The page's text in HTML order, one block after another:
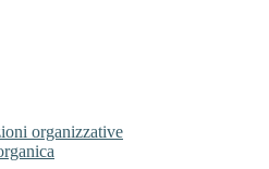
organizzative